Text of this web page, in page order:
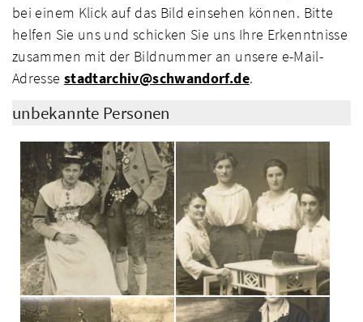
bei einem Klick auf das Bild einsehen können. Bitte
helfen Sie uns und schicken Sie uns Ihre Erkenntnisse
zusammen mit der Bildnummer an unsere e-Mail-
Adresse stadtarchiv@schwandorf.de.
unbekannte Personen